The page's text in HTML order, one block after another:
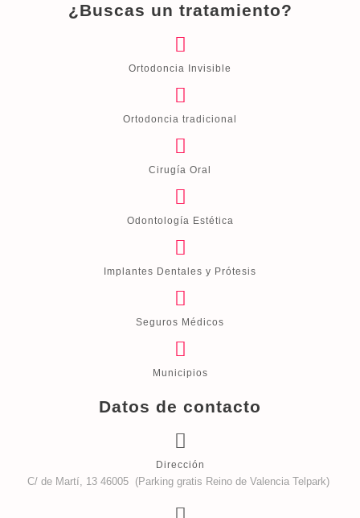
¿Buscas un tratamiento?
Ortodoncia Invisible
Ortodoncia tradicional
Cirugía Oral
Odontología Estética
Implantes Dentales y Prótesis
Seguros Médicos
Municipios
Datos de contacto
Dirección
C/ de Martí, 13 46005 (Parking gratis Reino de Valencia Telpark)